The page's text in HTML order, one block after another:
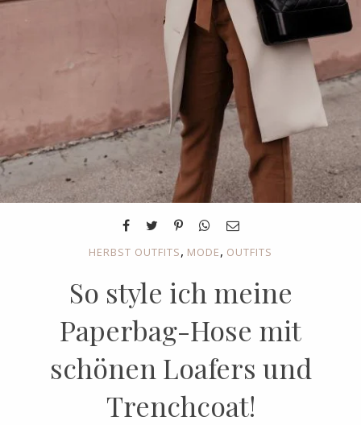
HERBST OUTFITS, MODE, OUTFITS
So style ich meine
Paperbag-Hose mit
schönen Loafers und
Trenchcoat!